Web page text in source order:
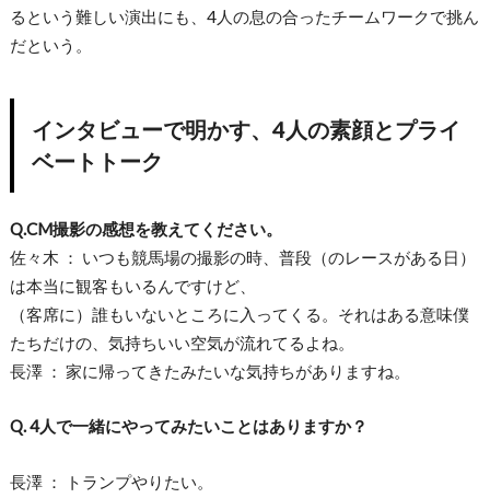
るという難しい演出にも、4人の息の合ったチームワークで挑ん
だという。
インタビューで明かす、4人の素顔とプライ
ベートトーク
Q.CM撮影の感想を教えてください。
佐々木 ： いつも競馬場の撮影の時、普段（のレースがある日）
は本当に観客もいるんですけど、
（客席に）誰もいないところに入ってくる。それはある意味僕
たちだけの、気持ちいい空気が流れてるよね。
長澤 ： 家に帰ってきたみたいな気持ちがありますね。
Q. 4人で一緒にやってみたいことはありますか？
長澤 ： トランプやりたい。